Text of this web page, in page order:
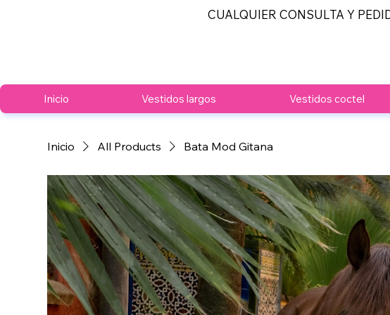
CUALQUIER CONSULTA Y
Inicio Vestidos largos Vestidos coctel
Inicio All Products Bata Mod Gitana